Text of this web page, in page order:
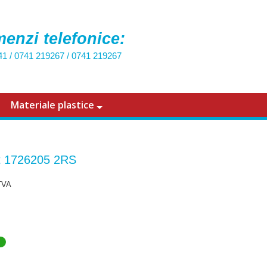
telefonice:
/ 0741 219267/ 0741 219267
Materiale plastice
1726205 2RS